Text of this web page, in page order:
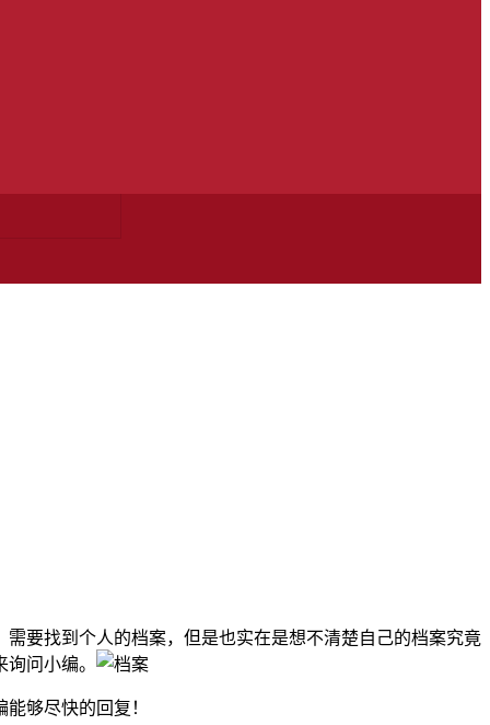
要找到个人的档案，但是也实在是想不清楚自己的档案究竟
问小编。
够尽快的回复！